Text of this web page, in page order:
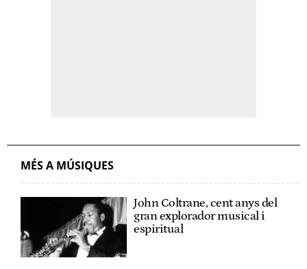
MÉS A MÚSIQUES
John Coltrane, cent anys del
gran explorador musical i
espiritual